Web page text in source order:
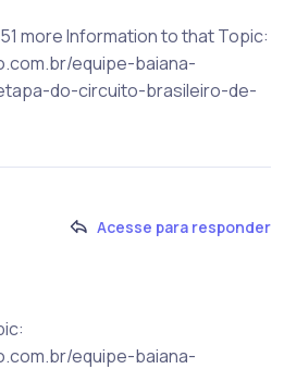
more Information to that Topic:
equipe-baiana-
do-circuito-brasileiro-de-
Acesse para responder
equipe-baiana-